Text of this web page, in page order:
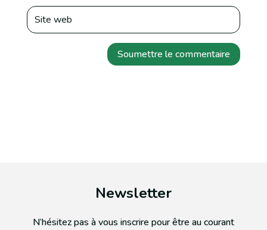
Soumettre le commentaire
Newsletter
N’hésitez pas à vous inscrire pour être au courant